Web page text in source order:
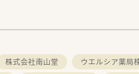
株式会社南山堂 ウエルシア薬局